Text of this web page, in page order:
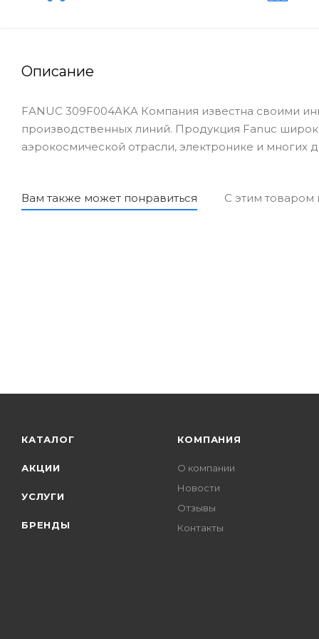
Описание
FANUC 309F004AKA Компания известна своими
производственных линий. Продукция Fanuc
аэрокосмической отрасли, электронике и многих
Вам также может понравиться С этим товаром
КАТАЛОГ
АКЦИИ
УСЛУГИ
БРЕНДЫ
КОМПАНИЯ
О компании
Новости
Отзывы
Контакты